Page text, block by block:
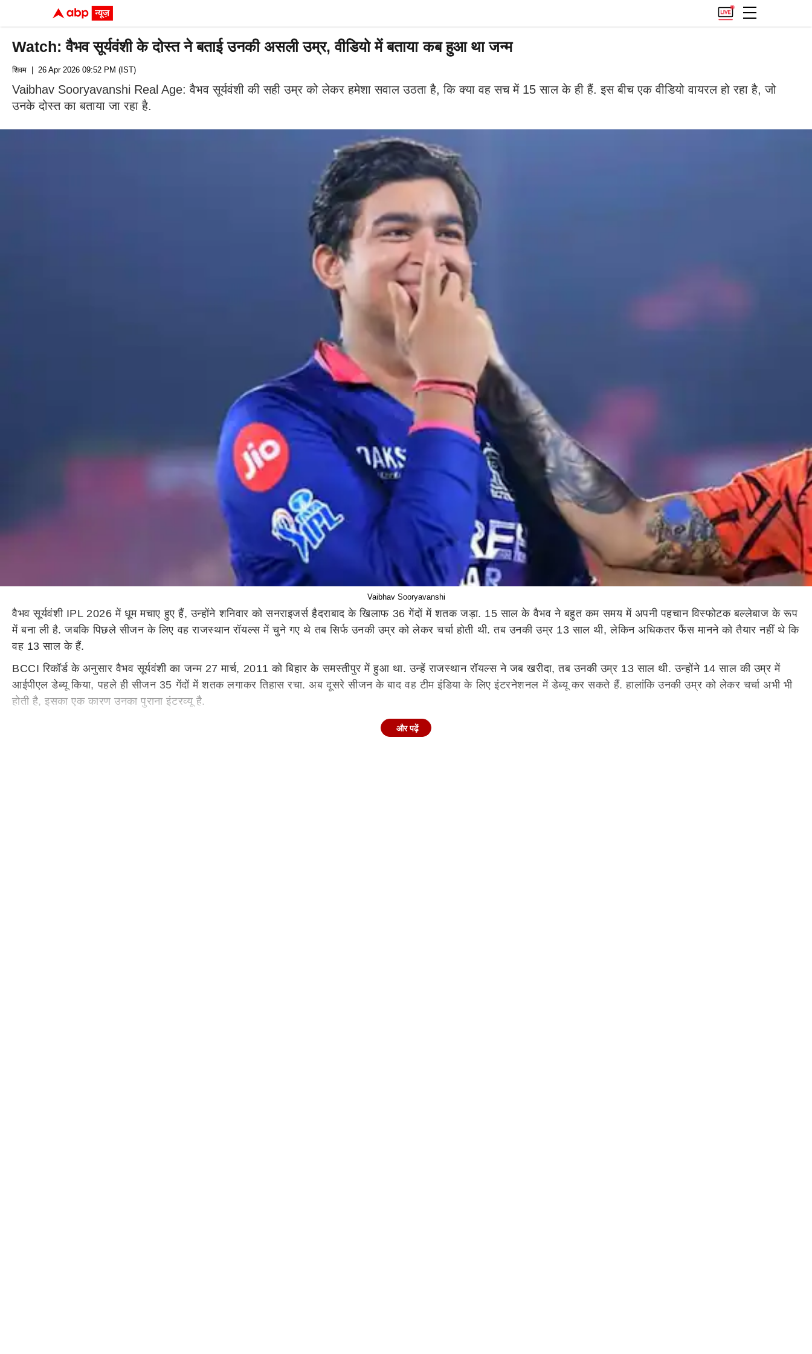
Watch: वैभव सूर्यवंशी के दोस्त ने बताई उनकी असली उम्र, वीडियो में बताया कब हुआ था जन्म
शिवम | 26 Apr 2026 09:52 PM (IST)
Vaibhav Sooryavanshi Real Age: वैभव सूर्यवंशी की सही उम्र को लेकर हमेशा सवाल उठता है, कि क्या वह सच में 15 साल के ही हैं. इस बीच एक वीडियो वायरल हो रहा है, जो
उनके दोस्त का बताया जा रहा है.
Vaibhav Sooryavanshi
वैभव सूर्यवंशी IPL 2026 में धूम मचाए हुए हैं, उन्होंने शनिवार को सनराइजर्स हैदराबाद के खिलाफ 36 गेंदों में शतक जड़ा. 15 साल के वैभव ने बहुत कम समय में अपनी पहचान विस्फोटक बल्लेबाज के रूप
में बना ली है. जबकि पिछले सीजन के लिए वह राजस्थान रॉयल्स में चुने गए थे तब सिर्फ उनकी उम्र को लेकर चर्चा होती थी. तब उनकी उम्र 13 साल थी, लेकिन अधिकतर फैंस मानने को तैयार नहीं थे कि
वह 13 साल के हैं.
BCCI रिकॉर्ड के अनुसार वैभव सूर्यवंशी का जन्म 27 मार्च, 2011 को बिहार के समस्तीपुर में हुआ था. उन्हें राजस्थान रॉयल्स ने जब खरीदा, तब उनकी उम्र 13 साल थी. उन्होंने 14 साल की उम्र में
आईपीएल डेब्यू किया, पहले ही सीजन 35 गेंदों में शतक लगाकर तिहास रचा. अब दूसरे सीजन के बाद वह टीम इंडिया के लिए इंटरनेशनल में डेब्यू कर सकते हैं. हालांकि उनकी उम्र को लेकर चर्चा अभी भी
होती है, इसका एक कारण उनका पुराना इंटरव्यू है.
दरअसल वैभव सूर्यवंशी द्वारा 2023 में दिए गए इंटरव्यू की एक क्लिप वायरल हुई थी, जिसमें वैभव कहते हैं कि सितंबर, 2023 में वह 14 साल के हो जाएंगे. अगर ये सही है तो उनकी उम्र रिकॉर्ड में बताई
और पढ़ें